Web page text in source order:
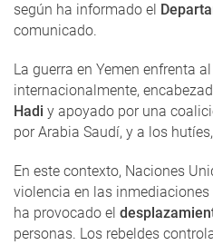
según ha informado el
comunicado.
La guerra en Yemen enfrenta
internacionalmente,
Hadi y apoyado por una
por Arabia Saudí, y a los
En este contexto, Naciones
violencia en las inmediaciones
ha provocado el
personas. Los rebeldes